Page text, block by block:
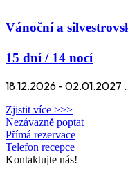
Vánoční a
15 dní / 14 nocí
18.12.2026 - 02.01.2027
Zjistit více >>>
Nezávazně poptat
Přímá rezervace
Telefon recepce
Kontaktujte nás!